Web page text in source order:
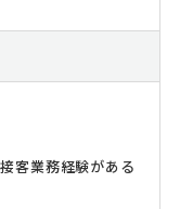
客業務経験がある